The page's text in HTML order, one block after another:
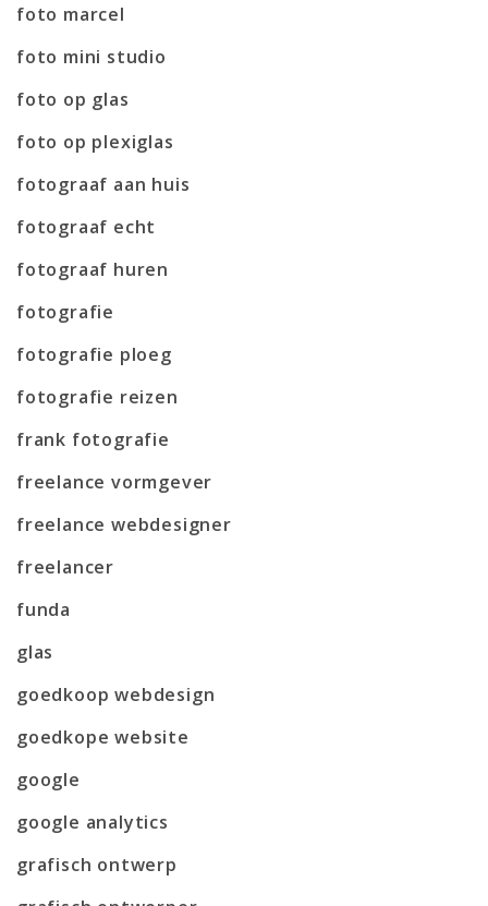
foto marcel
foto mini studio
foto op glas
foto op plexiglas
fotograaf aan huis
fotograaf echt
fotograaf huren
fotografie
fotografie ploeg
fotografie reizen
frank fotografie
freelance vormgever
freelance webdesigner
freelancer
funda
glas
goedkoop webdesign
goedkope website
google
google analytics
grafisch ontwerp